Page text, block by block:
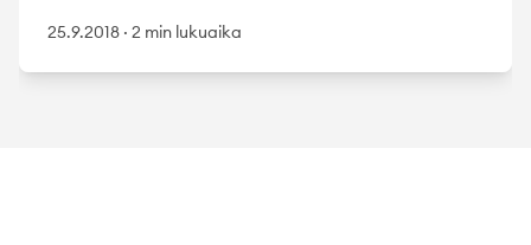
25.9.2018 · 2 min lukuaika